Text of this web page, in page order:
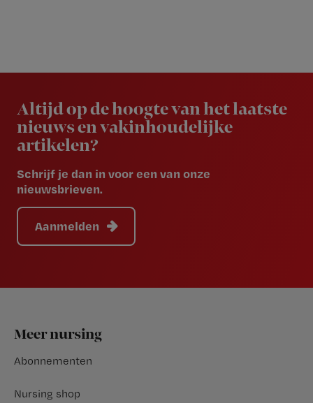
Altijd op de hoogte van het laatste
nieuws en vakinhoudelijke
artikelen?
Schrijf je dan in voor een van onze
nieuwsbrieven.
Aanmelden
Footer
Meer nursing
Abonnementen
Nursing shop